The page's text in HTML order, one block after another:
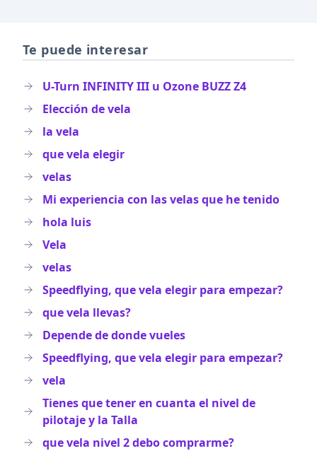
Te puede interesar
U-Turn INFINITY III u Ozone BUZZ Z4
Elección de vela
la vela
que vela elegir
velas
Mi experiencia con las velas que he tenido
hola luis
Vela
velas
Speedflying, que vela elegir para empezar?
que vela llevas?
Depende de donde vueles
Speedflying, que vela elegir para empezar?
vela
Tienes que tener en cuanta el nivel de
pilotaje y la Talla
que vela nivel 2 debo comprarme?